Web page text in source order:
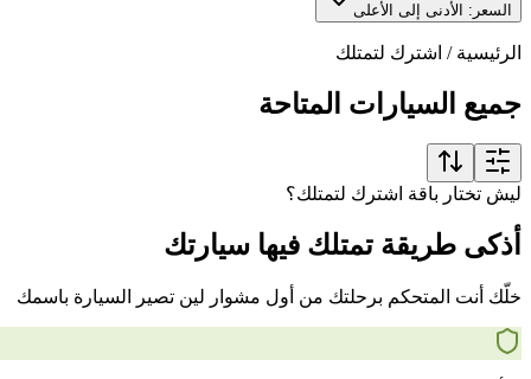
السعر: الأدنى إلى الأعلى
الرئيسية / اشترك لتمتلك
جميع السيارات المتاحة
ليش تختار باقة اشترك لتمتلك؟
أذكى طريقة تمتلك فيها سيارتك
خلّك أنت المتحكم برحلتك من أول مشوار لين تصير السيارة باسمك